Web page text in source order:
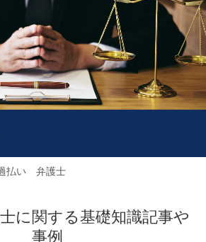
払い 弁護士
に関する基礎知識記事や
事例